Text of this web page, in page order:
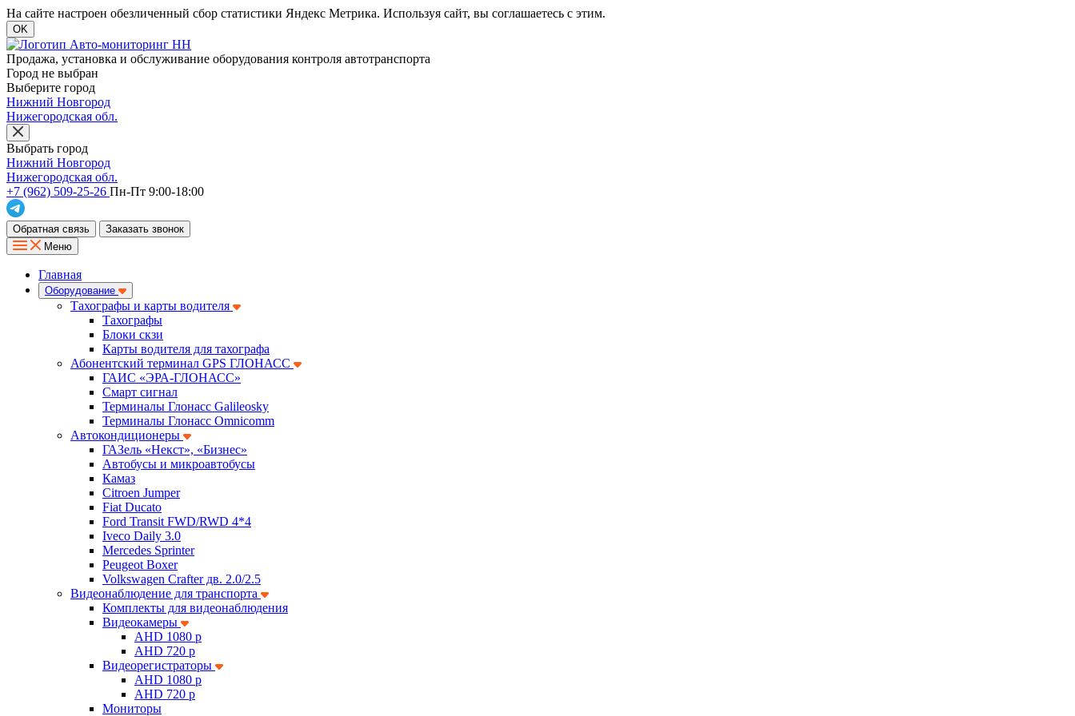
На сайте настроен обезличенный сбор статистики Яндекс Метрика. Используя сайт, вы соглашаетесь с этим.
OK
Продажа, установка и обслуживание оборудования контроля автотранспорта
Город не выбран
Выберите город
Нижний Новгород
Нижегородская обл.
Выбрать город
Нижний Новгород
Нижегородская обл.
+7 (962) 509-25-26 Пн-Пт 9:00-18:00
Обратная связь
Заказать звонок
Меню
Главная
Оборудование
Тахографы и карты водителя
Тахографы
Блоки скзи
Карты водителя для тахографа
Абонентский терминал GPS ГЛОНАСС
ГАИС «ЭРА-ГЛОНАСС»
Смарт сигнал
Терминалы Глонасс Galileosky
Терминалы Глонасс Omnicomm
Автокондиционеры
ГАЗель «Некст», «Бизнес»
Автобусы и микроавтобусы
Камаз
Citroen Jumper
Fiat Ducato
Ford Transit FWD/RWD 4*4
Iveco Daily 3.0
Mercedes Sprinter
Peugeot Boxer
Volkswagen Crafter дв. 2.0/2.5
Видеонаблюдение для транспорта
Комплекты для видеонаблюдения
Видеокамеры
AHD 1080 p
AHD 720 p
Видеорегистраторы
AHD 1080 p
AHD 720 p
Мониторы